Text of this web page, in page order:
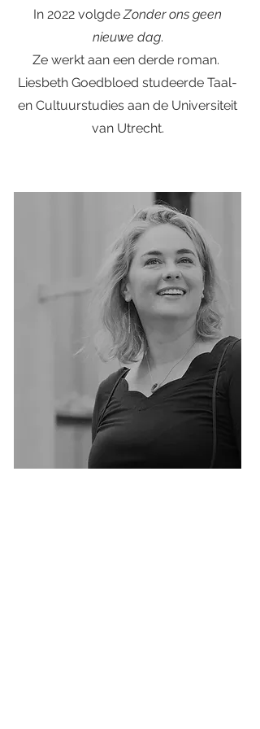
In 2022 volgdeZonder ons geen
nieuwe dag.
Ze werkt aan een derde roman.
Liesbeth Goedbloed studeerde Taal-
en Cultuurstudies aan de Universiteit
van Utrecht.